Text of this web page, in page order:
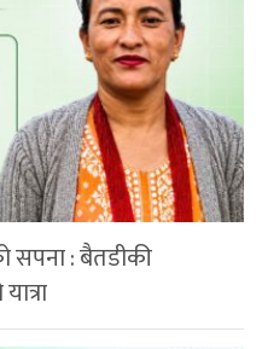
: बैतडीकी